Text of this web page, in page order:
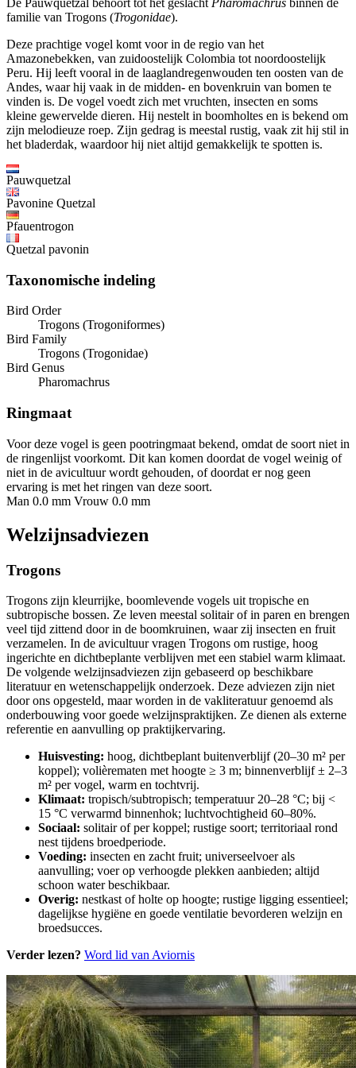
De Pauwquetzal behoort tot het geslacht Pharomachrus binnen de
familie van Trogons (Trogonidae).
Deze prachtige vogel komt voor in de regio van het
Amazonebekken, van zuidoostelijk Colombia tot noordoostelijk
Peru. Hij leeft vooral in de laaglandregenwouden ten oosten van de
Andes, waar hij vaak in de midden- en bovenkruin van bomen te
vinden is. De vogel voedt zich met vruchten, insecten en soms
kleine gewervelde dieren. Hij nestelt in boomholtes en is bekend om
zijn melodieuze roep. Zijn gedrag is meestal rustig, vaak zit hij stil in
het bladerdak, waardoor hij niet altijd gemakkelijk te spotten is.
Pauwquetzal
Pavonine Quetzal
Pfauentrogon
Quetzal pavonin
Taxonomische indeling
Bird Order
Trogons (Trogoniformes)
Bird Family
Trogons (Trogonidae)
Bird Genus
Pharomachrus
Ringmaat
Voor deze vogel is geen pootringmaat bekend, omdat de soort niet in
de ringenlijst voorkomt. Dit kan komen doordat de vogel weinig of
niet in de avicultuur wordt gehouden, of doordat er nog geen
ervaring is met het ringen van deze soort.
Man 0.0 mm Vrouw 0.0 mm
Welzijnsadviezen
Trogons
Trogons zijn kleurrijke, boomlevende vogels uit tropische en
subtropische bossen. Ze leven meestal solitair of in paren en brengen
veel tijd zittend door in de boomkruinen, waar zij insecten en fruit
verzamelen. In de avicultuur vragen Trogons om rustige, hoog
ingerichte en dichtbeplante verblijven met een stabiel warm klimaat.
De volgende welzijnsadviezen zijn gebaseerd op beschikbare
literatuur en wetenschappelijk onderzoek. Deze adviezen zijn niet
door ons opgesteld, maar worden in de vakliteratuur genoemd als
onderbouwing voor goede welzijnspraktijken. Ze dienen als externe
referentie en aanvulling op praktijkervaring.
Huisvesting: hoog, dichtbeplant buitenverblijf (20–30 m² per
koppel); volièrematen met hoogte ≥ 3 m; binnenverblijf ± 2–3
m² per vogel, warm en tochtvrij.
Klimaat: tropisch/subtropisch; temperatuur 20–28 °C; bij <
15 °C verwarmd binnenhok; luchtvochtigheid 60–80%.
Sociaal: solitair of per koppel; rustige soort; territoriaal rond
nest tijdens broedperiode.
Voeding: insecten en zacht fruit; universeelvoer als
aanvulling; voer op verhoogde plekken aanbieden; altijd
schoon water beschikbaar.
Overig: nestkast of holte op hoogte; rustige ligging essentieel;
dagelijkse hygiëne en goede ventilatie bevorderen welzijn en
broedsucces.
Verder lezen? Word lid van Aviornis